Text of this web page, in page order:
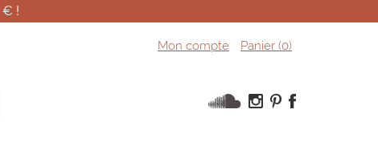
€ !
Mon compte Panier (0)